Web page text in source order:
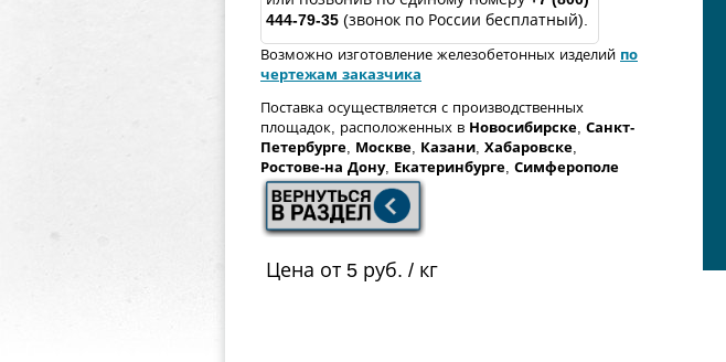
444-79-35 (звонок по России бесплатный).
Возможно изготовление железобетонных изделий по
чертежам заказчика
Поставка осуществляется с производственных
площадок, расположенных в Новосибирске, Санкт-
Петербурге, Москве, Казани, Хабаровске,
Ростове-на Дону, Екатеринбурге, Симферополе
Цена от 5 руб. / кг